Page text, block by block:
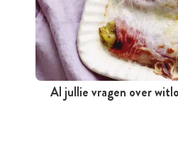
Al jullie vragen over